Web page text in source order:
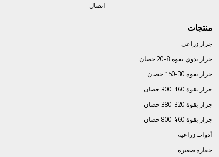
اتصال
منتجات
جرار زراعي
جرار يدوي بقوة 8-20 حصان
جرار بقوة 30-150 حصان
جرار بقوة 160-300 حصان
جرار بقوة 320-380 حصان
جرار بقوة 460-800 حصان
أدوات زراعية
حفارة صغيرة